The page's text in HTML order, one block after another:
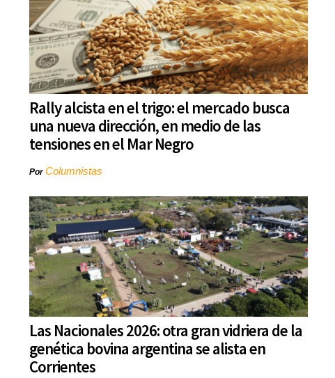
Rally alcista en el trigo: el mercado busca
una nueva dirección, en medio de las
tensiones en el Mar Negro
PorColumnistas
Las Nacionales 2026: otra gran vidriera de la
genética bovina argentina se alista en
Corrientes